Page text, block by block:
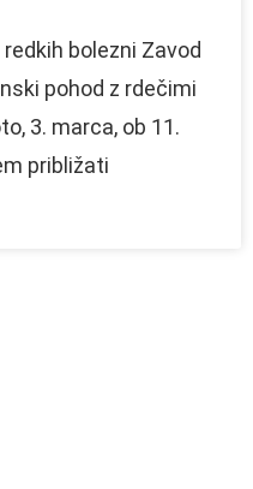
bolezni Zavod
pohod z rdečimi
3. marca, ob 11.
približati